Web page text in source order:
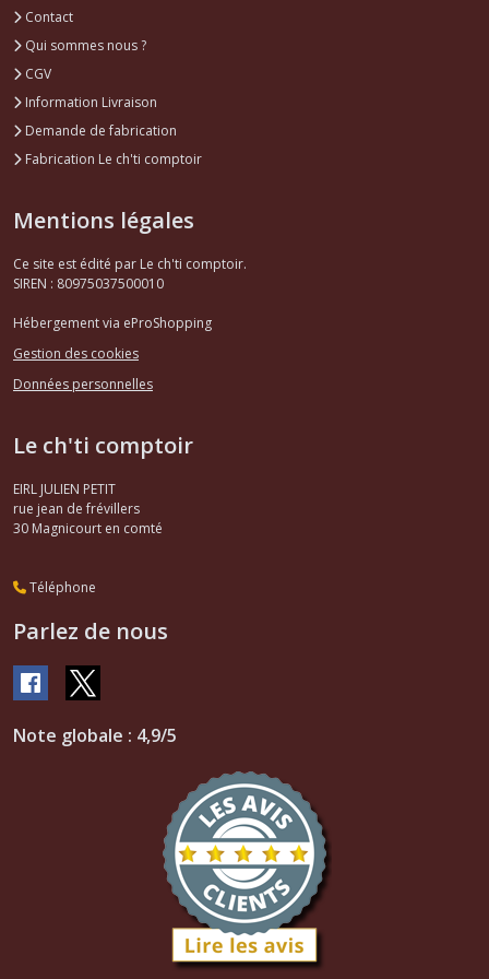
Contact
Qui sommes nous ?
CGV
Information Livraison
Demande de fabrication
Fabrication Le ch'ti comptoir
Mentions légales
Ce site est édité par Le ch'ti comptoir.
SIREN : 80975037500010
Hébergement via eProShopping
Gestion des cookies
Données personnelles
Le ch'ti comptoir
EIRL JULIEN PETIT
rue jean de frévillers
30 Magnicourt en comté
Téléphone
Parlez de nous
Note globale : 4,9/5